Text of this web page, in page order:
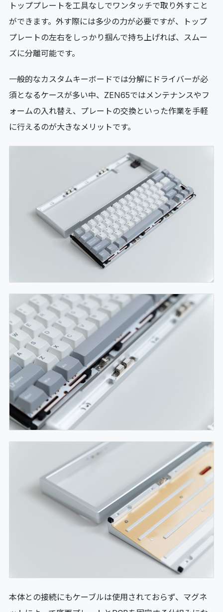
トッププレートを工具なしでワンタッチで取り外すこと
ができます。外す際には多少の力が必要ですが、トップ
プレートの左右をしっかり掴んで持ち上げれば、スムー
ズに分離可能です。
一般的なカスタムキーボードでは分解にドライバーが必
須となるケースが多い中、ZEN65ではメンテナンスやフ
ォームの入れ替え、プレートの交換といった作業を手軽
に行えるのが大きなメリットです。
本体との接続にもケーブルは使用されておらず、マグネ